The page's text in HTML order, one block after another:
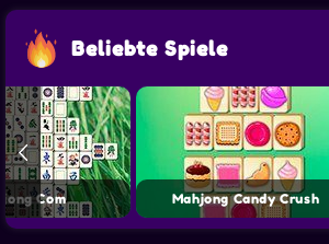
Beliebte Spiele
Com Mahjong Candy Crush